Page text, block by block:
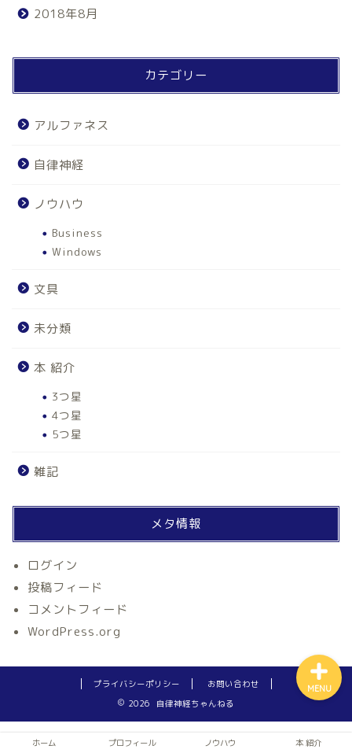
2018年8月
カテゴリー
アルファネス
自律神経
ノウハウ
Business
Windows
文具
未分類
本 紹介
3つ星
4つ星
5つ星
雑記
メタ情報
ログイン
投稿フィード
コメントフィード
WordPress.org
プライバシーポリシー
お問い合わせ
2026 自律神経ちゃんねる
ホーム プロフィール ノウハウ 本 紹介
MENU
ホーム